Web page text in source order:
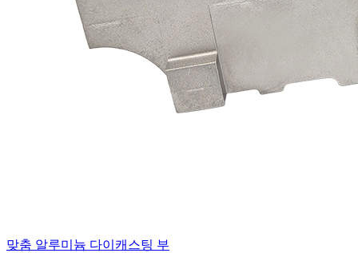
맞춤 알루미늄 다이캐스팅 부